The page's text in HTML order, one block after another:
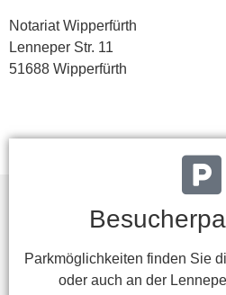
Notariat Wipperfürth
Lenneper Str. 11
51688 Wipperfürth
Parkmöglichkeiten finden Sie
oder auch an der